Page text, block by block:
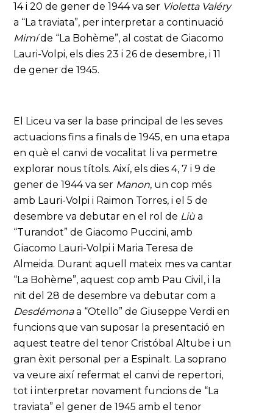
14 i 20 de gener de 1944 va ser Violetta Valéry
a “La traviata”, per interpretar a continuació
Mimíde “La Bohème”, al costat de Giacomo
Lauri-Volpi, els dies 23 i 26 de desembre, i 11
de gener de 1945.
El Liceu va ser la base principal de les seves
actuacions fins a finals de 1945, en una etapa
en què el canvi de vocalitat li va permetre
explorar nous títols. Així, els dies 4, 7 i 9 de
gener de 1944 va ser Manon, un cop més
amb Lauri-Volpi i Raimon Torres, i el 5 de
desembre va debutar en el rol de Liù a
“Turandot” de Giacomo Puccini, amb
Giacomo Lauri-Volpi i Maria Teresa de
Almeida. Durant aquell mateix mes va cantar
“La Bohème”, aquest cop amb Pau Civil, i la
nit del 28 de desembre va debutar com a
Desdémonaa “Otello” de Giuseppe Verdi en
funcions que van suposar la presentació en
aquest teatre del tenor Cristóbal Altube i un
gran èxit personal per a Espinalt. La soprano
va veure així refermat el canvi de repertori,
tot i interpretar novament funcions de “La
traviata” el gener de 1945 amb el tenor